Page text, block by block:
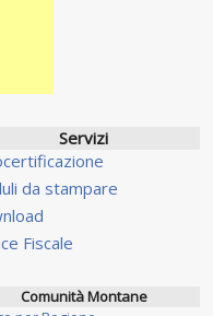
Servizi
da stampare
Fiscale
Comunità Montane